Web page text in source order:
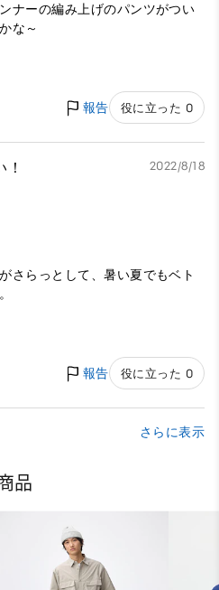
ナーの編み上げのパンツがつい
な～
報告 役に立った 0
2022/8/18
さらっとして、暑い夏でもベト
報告 役に立った 0
さらに表示
品